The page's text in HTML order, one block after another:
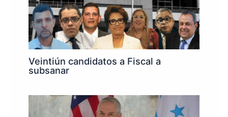
Veintiún candidatos a Fiscal a
subsanar